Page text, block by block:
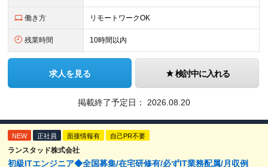
働き方 リモートワークOK
残業時間 10時間以内
求人を見る 検討中に入れる
掲載終了予定日： 2026.08.20
NEW 正社員 面接情報有 自己PR不要
ランスタッド株式会社
初級ITエンジニア◆全国募集/在宅研修有/必ずIT業務配属/月収例